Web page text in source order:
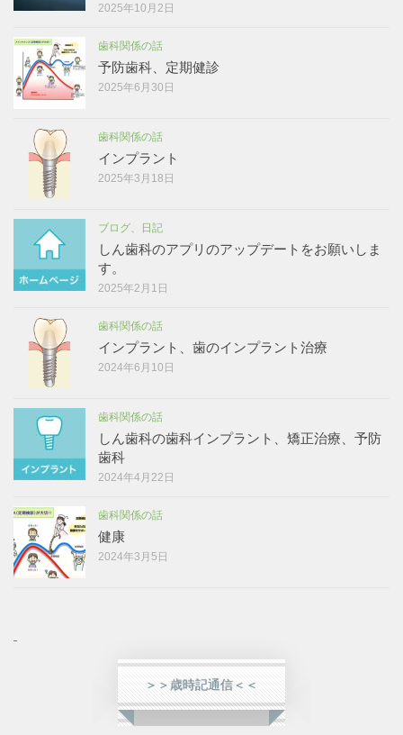
2025年10月2日
歯科関係の話
予防歯科、定期健診
2025年6月30日
歯科関係の話
インプラント
2025年3月18日
ブログ、日記
しん歯科のアプリのアップデートをお願いしま
す。
2025年2月1日
歯科関係の話
インプラント、歯のインプラント治療
2024年6月10日
歯科関係の話
しん歯科の歯科インプラント、矯正治療、予防
歯科
2024年4月22日
歯科関係の話
健康
2024年3月5日
＞＞歳時記通信＜＜